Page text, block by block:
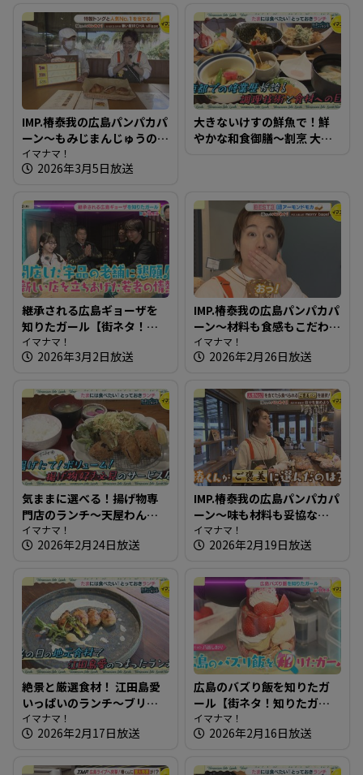
IMP.椿泰我の広島パンパカパ
ーン～もみじまんじゅうの
老舗が運営するパン屋さん
へ
イマナマ！
2026年3月5日放送
大きないけすの鮮魚で！鮮
やかな和食御膳～割烹 大学
継承される広島ギョーザを
知りたガール【街ネタ！知
りたガール】
イマナマ！
2026年3月2日放送
IMP.椿泰我の広島パンパカパ
ーン～材料も食感もこだわ
り満点！もちもち生地のベ
ーグル
イマナマ！
2026年2月26日放送
気ままに選べる！揚げ物専
門店のランチ～天屋わんや
【たまにはそとランチ】
イマナマ！
2026年2月24日放送
IMP.椿泰我の広島パンパカパ
ーン～味も材料も妥協な
し！珍しい店名のパン屋さ
ん
イマナマ！
2026年2月19日放送
絶景と厳選食材！ 江田島愛
いっぱいのランチ～ブリコ
ラージュ ディセット【たま
にはそとランチ】
イマナマ！
2026年2月17日放送
広島のバズり飯を知りたガ
ール【街ネタ！知りたガー
ル】
イマナマ！
2026年2月16日放送